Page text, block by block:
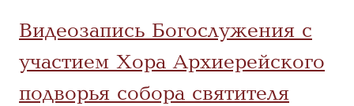
Видеозапись Богослужения с
участием Хора Архиерейского
подворья собора святителя